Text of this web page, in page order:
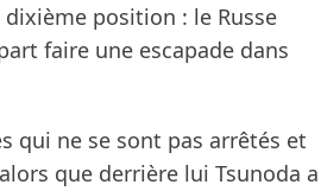
position : le Russe
faire une escapade dans
qui ne se sont pas arrêtés et
que derrière lui Tsunoda a